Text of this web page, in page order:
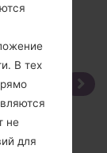
В тех
не
для